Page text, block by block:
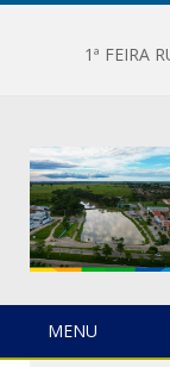
1ª FEIRA
MENU